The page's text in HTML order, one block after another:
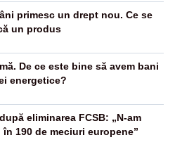
primesc un drept nou. Ce se
un produs
De ce este bine să avem bani
energetice?
eliminarea FCSB: „N-am
190 de meciuri europene”